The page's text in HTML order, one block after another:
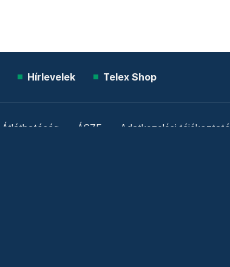
Hírlevelek Telex Shop
Átláthatóság ÁSZF Adatkezelési tájékoztató